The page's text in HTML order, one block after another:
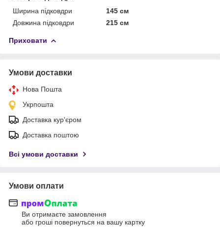
Ширина підковдри
145 см
Довжина підковдри
215 см
Приховати
Умови доставки
Нова Пошта
Укрпошта
Доставка кур'єром
Доставка поштою
Всі умови доставки
Умови оплати
Ви отримаєте замовлення
або гроші повернуться на вашу картку